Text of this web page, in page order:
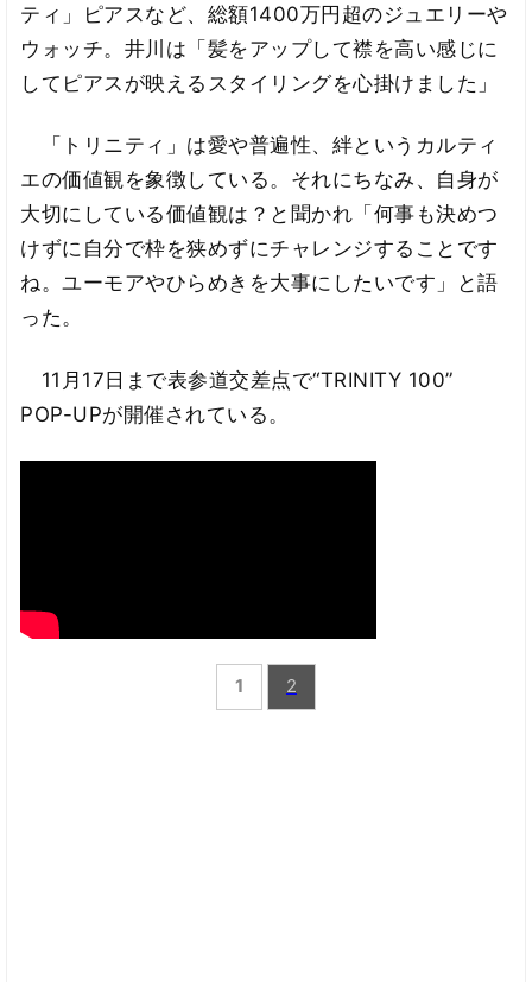
ティ」ピアスなど、総額1400万円超のジュエリーや
ウォッチ。井川は「髪をアップして襟を高い感じに
してピアスが映えるスタイリングを心掛けました」
「トリニティ」は愛や普遍性、絆というカルティ
エの価値観を象徴している。それにちなみ、自身が
大切にしている価値観は？と聞かれ「何事も決めつ
けずに自分で枠を狭めずにチャレンジすることです
ね。ユーモアやひらめきを大事にしたいです」と語
った。
11月17日まで表参道交差点で“TRINITY 100”
POP-UPが開催されている。
1 2